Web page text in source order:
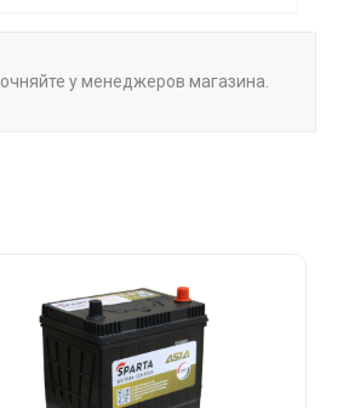
у менеджеров магазина.